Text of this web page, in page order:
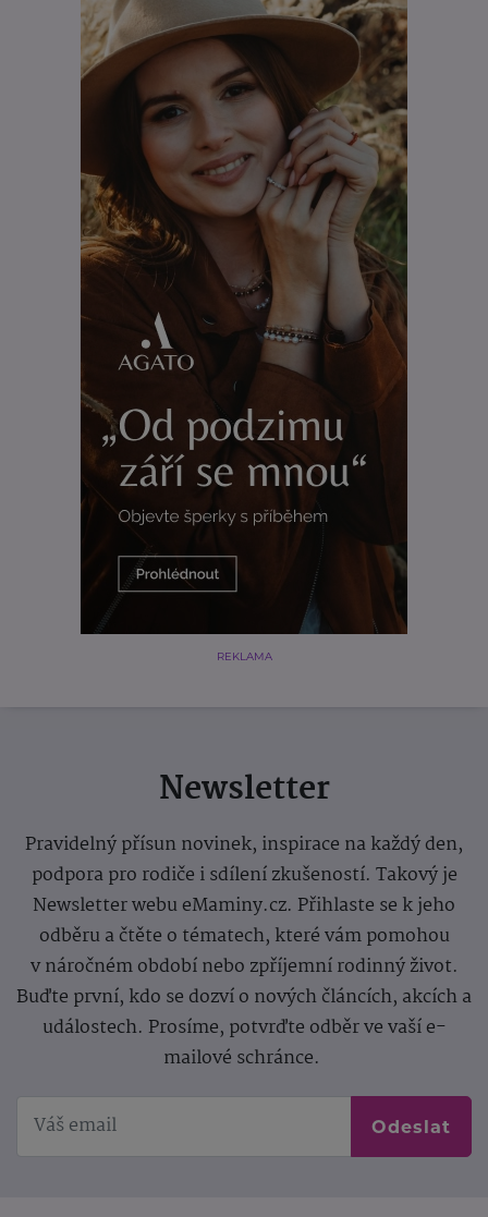
REKLAMA
Newsletter
Pravidelný přísun novinek, inspirace na každý den,
podpora pro rodiče i sdílení zkušeností. Takový je
Newsletter webu eMaminy.cz. Přihlaste se k jeho
odběru a čtěte o tématech, které vám pomohou
v náročném období nebo zpříjemní rodinný život.
Buďte první, kdo se dozví o nových článcích, akcích a
událostech. Prosíme, potvrďte odběr ve vaší e-
mailové schránce.
Odeslat